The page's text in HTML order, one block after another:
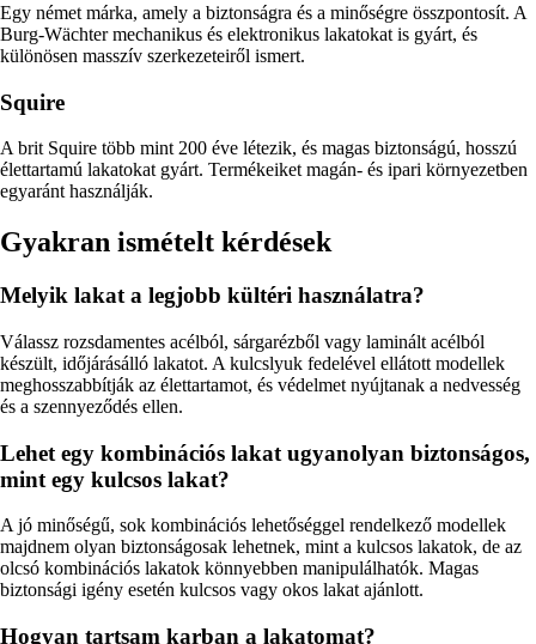
Egy német márka, amely a biztonságra és a minőségre összpontosít. A
Burg-Wächter mechanikus és elektronikus lakatokat is gyárt, és
különösen masszív szerkezeteiről ismert.
Squire
A brit Squire több mint 200 éve létezik, és magas biztonságú, hosszú
élettartamú lakatokat gyárt. Termékeiket magán- és ipari környezetben
egyaránt használják.
Gyakran ismételt kérdések
Melyik lakat a legjobb kültéri használatra?
Válassz rozsdamentes acélból, sárgarézből vagy laminált acélból
készült, időjárásálló lakatot. A kulcslyuk fedelével ellátott modellek
meghosszabbítják az élettartamot, és védelmet nyújtanak a nedvesség
és a szennyeződés ellen.
Lehet egy kombinációs lakat ugyanolyan biztonságos,
mint egy kulcsos lakat?
A jó minőségű, sok kombinációs lehetőséggel rendelkező modellek
majdnem olyan biztonságosak lehetnek, mint a kulcsos lakatok, de az
olcsó kombinációs lakatok könnyebben manipulálhatók. Magas
biztonsági igény esetén kulcsos vagy okos lakat ajánlott.
Hogyan tartsam karban a lakatomat?